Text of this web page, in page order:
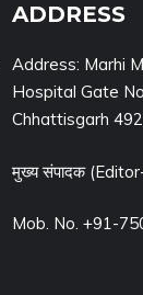
ADDRESS
Address: Marhi
Hospital Gate
Chhattisgarh
मुख्य संपादक
Mob. No. +91-